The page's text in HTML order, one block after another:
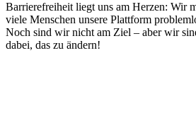
Barrierefreiheit liegt uns am Herzen: Wir
viele Menschen unsere Plattform
Noch sind wir nicht am Ziel – aber wir
dabei, das zu ändern!